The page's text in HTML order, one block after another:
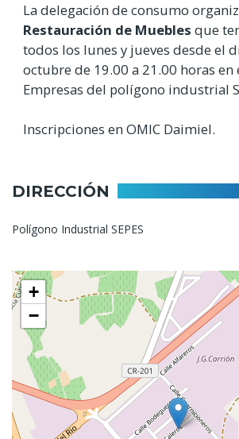
La delegación de consumo
Restauración de Muebles que
todos los lunes y jueves desde el
octubre de 19.00 a 21.00 horas en
Empresas del polígono industrial
Inscripciones en OMIC Daimiel.
DIRECCIÓN
Polígono Industrial SEPES
+
−